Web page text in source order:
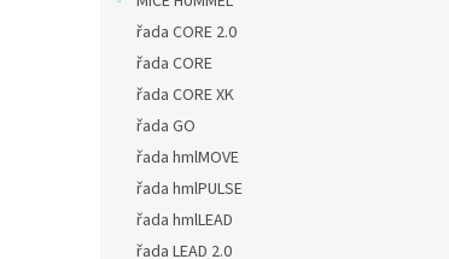
řada CORE 2.0
řada CORE
řada CORE XK
řada GO
řada hmlMOVE
řada hmlPULSE
řada hmlLEAD
řada LEAD 2.0